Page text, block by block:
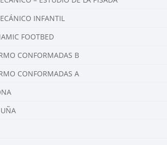
INFANTIL
FOOTBED
CONFORMADAS B
CONFORMADAS A